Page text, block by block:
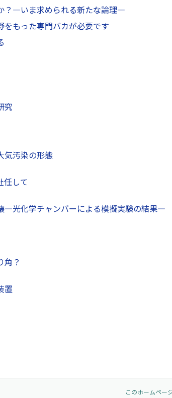
？—いま求められる新たな論理—
もった専門バカが必要です
究
気汚染の形態
任して
—光化学チャンバーによる模擬実験の結果—
角？
置
このホームペー